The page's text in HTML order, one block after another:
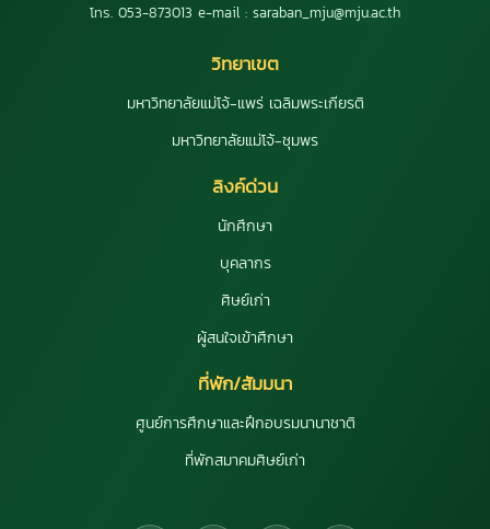
โทร. 053-873013 e-mail : saraban_mju@mju.ac.th
วิทยาเขต
มหาวิทยาลัยแม่โจ้-แพร่ เฉลิมพระเกียรติ
มหาวิทยาลัยแม่โจ้-ชุมพร
ลิงค์ด่วน
นักศึกษา
บุคลากร
ศิษย์เก่า
ผู้สนใจเข้าศึกษา
ที่พัก/สัมมนา
ศูนย์การศึกษาและฝึกอบรมนานาชาติ
ที่พักสมาคมศิษย์เก่า